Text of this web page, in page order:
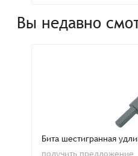
Вы недавно
Бита шестигранная
получить предложение